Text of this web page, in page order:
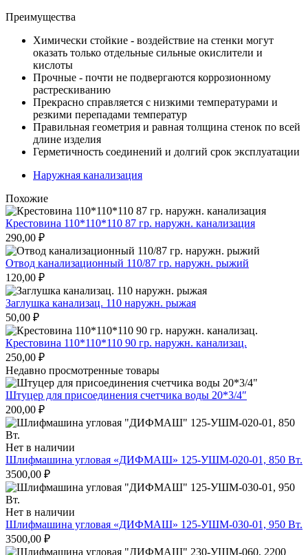
Преимущества
Химически стойкие - воздействие на стенки могут
оказать только отдельные сильные окислители и
кислоты
Прочные - почти не подвергаются коррозионному
растрескиванию
Прекрасно справляется с низкими температурами и
резкими перепадами температур
Правильная геометрия и равная толщина стенок по всей
длине изделия
Герметичность соединений и долгий срок эксплуатации
Наружная канализация
Похожие
Крестовина 110*110*110 87 гр. наружн. канализация
290,00 ₽
Отвод канализационный 110/87 гр. наружн. рыжий
120,00 ₽
Заглушка канализац. 110 наружн. рыжая
50,00 ₽
Крестовина 110*110*110 90 гр. наружн. канализац.
250,00 ₽
Недавно просмотренные товары
Штуцер для присоединения счетчика воды 20*3/4″
200,00 ₽
Нет в наличии
Шлифмашина угловая «ДИФМАШ» 125-УШМ-020-01, 850 Вт.
3500,00 ₽
Нет в наличии
Шлифмашина угловая «ДИФМАШ» 125-УШМ-030-01, 950 Вт.
3500,00 ₽